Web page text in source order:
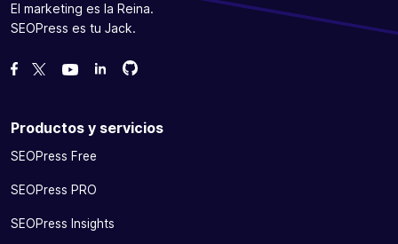
El marketing es la Reina.
SEOPress es tu Jack.
Danos like en Facebook
Síguenos en Twitter
Míranos en YouTube
Bifurcanos en GitHub
Bifurcanos en GitHub
Productos y servicios
SEOPress Free
SEOPress PRO
SEOPress Insights